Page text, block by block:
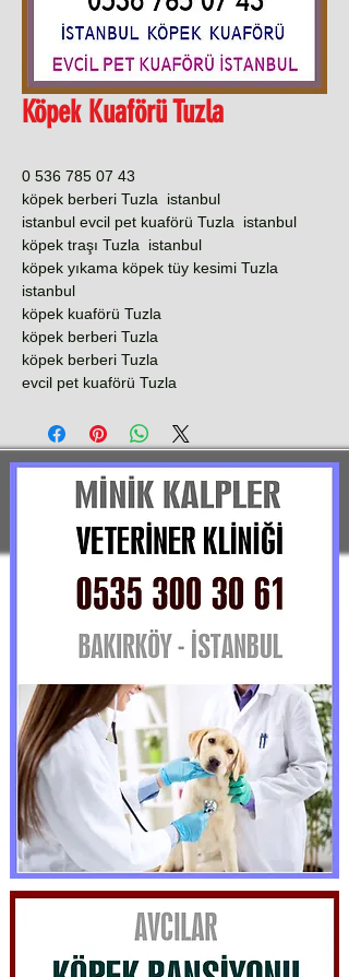
Köpek Kuaförü Tuzla
0 536 785 07 43
köpek berberi Tuzla istanbul
istanbul evcil pet kuaförü Tuzla istanbul
köpek traşı Tuzla istanbul
köpek yıkama köpek tüy kesimi Tuzla
istanbul
köpek kuaförü Tuzla
köpek berberi Tuzla
köpek berberi Tuzla
evcil pet kuaförü Tuzla